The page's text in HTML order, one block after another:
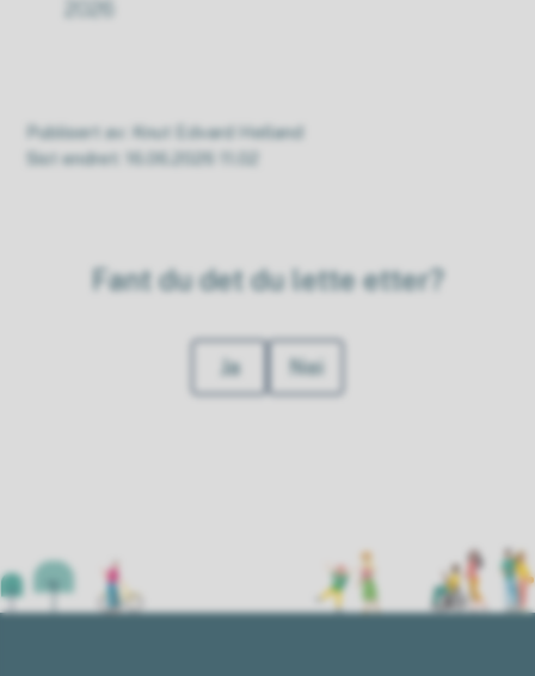
2026
Publisert av
Knut Edvard Helland
Sist endret
16.06.2026 11.02
Fant du det du lette etter?
Ja Nei